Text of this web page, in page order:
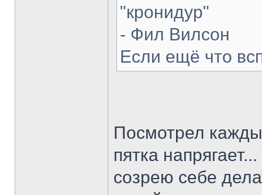
"кронидур"
- Фил Вилсон
Если ещё что
Посмотрел
пятка
созрею себе